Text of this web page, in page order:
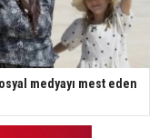
medyayı mest eden